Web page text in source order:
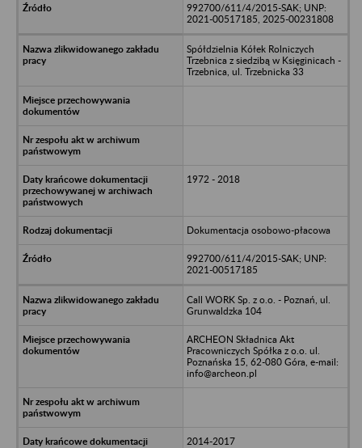
992700/611/4/2015-SAK; UNP:
2021-00517185, 2025-00231808
Spółdzielnia Kółek Rolniczych
Trzebnica z siedzibą w Księginicach -
Trzebnica, ul. Trzebnicka 33
1972 - 2018
Dokumentacja osobowo-płacowa
992700/611/4/2015-SAK; UNP:
2021-00517185
Call WORK Sp. z o.o. - Poznań, ul.
Grunwaldzka 104
ARCHEON Składnica Akt
Pracowniczych Spółka z o.o. ul.
Poznańska 15, 62-080 Góra, e-mail:
info@archeon.pl
2014-2017